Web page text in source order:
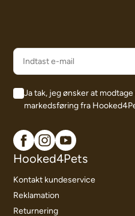
Ja tak, jeg ønsker at
markedsføring fra
Hooked4Pets
Kontakt kundeservice
Reklamation
Returnering